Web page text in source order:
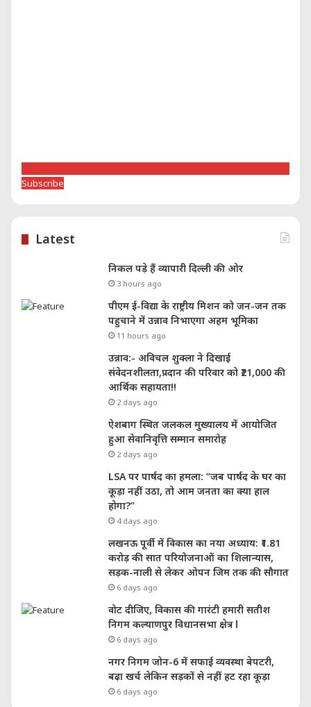
Subscribe
Latest
निकल पड़े हैं व्यापारी दिल्ली की ओर
3 hours ago
पीएम ई-विद्या के राष्ट्रीय मिशन को जन-जन तक
पहुचाने में उन्नाव निभाएगा अहम भूमिका
11 hours ago
उन्नाव:- अविचल शुक्ला ने दिखाई
संवेदनशीलता,प्रदान की परिवार को ₹21,000 की
आर्थिक सहायता!!
2 days ago
ऐशबाग स्थित जलकल मुख्यालय में आयोजित
हुआ सेवानिवृत्ति सम्मान समारोह
2 days ago
LSA पर पार्षद का हमला: “जब पार्षद के घर का
कूड़ा नहीं उठा, तो आम जनता का क्या हाल
होगा?”
4 days ago
लखनऊ पूर्वी में विकास का नया अध्याय: ₹1.81
करोड़ की सात परियोजनाओं का शिलान्यास,
सड़क-नाली से लेकर ओपन जिम तक की सौगात
6 days ago
वोट दीजिए, विकास की गारंटी हमारी सतीश
निगम कल्याणपुर विधानसभा क्षेत्र l
6 days ago
नगर निगम जोन-6 में सफाई व्यवस्था बेपटरी,
बढ़ा खर्च लेकिन सड़कों से नहीं हट रहा कूड़ा
6 days ago